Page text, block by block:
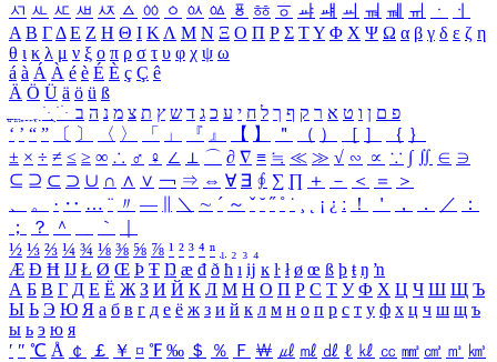
ㅺ ㅻ ㅼ ㅽ ㅾ ㅿ ㆀ ㆁ ㆂ ㆃ ㆄ ㆅ ㆆ ㆇ ㆈ ㆉ ㆊ ㆋ ㆌ ㆍ
ㆎ
Α Β ΓΔ Ε Ζ Η Θ Ι ΚΛ Μ Ν Ξ Ο Π Ρ Σ ΤΥ Φ Χ Ψ Ω α β γ δ ε ζ η
θ ι κ λ μ ν ξ ο π ρ σ τ υ φ χ ψ ω
á à Á À é è É È ç Ç ê
Ä Ö Ü ä ö ü ß
ִֶֹ ֻּ ׁׂ פ ם ן ו ט א ר ק ף ך ל ח י ע כ ג ד ש ץ ת צ מ נ ה ב
‘ ’ “ ” 〔 〕 〈 〉 「 」 『 』 【 】 ＂ （ ） ［ ］ ｛ ｝
± × ÷ ≠ ≤ ≥ ∞ ∴ ♂ ♀ ∠ ⊥ ⌒ ∂ ∇ ≡ ≒ ≪ ≫ √ ∽ ∝ ∵ ∫ ∬ ∈ ∋
⊆ ⊇ ⊂ ⊃ ∪ ∩ ∧ ∨ ￢ ⇒ ⇔ ∀ ∃ ∮ ∑ ∏ ＋ － ＜ ＝
＞
、
。 · ‥ … ¨ 〃 ― ＼ ∼ ´ ～ ˇ ˘ ˝ ˚ ˙ ¸ ¡ ¿ ː ！ ＇ ， ． ／
：
；
？ ＾ ｀
½ ⅓ ⅔ ¼ ¾ ⅛ ⅜ ⅝ ⅞ ¹ ² ³ ⁴ ⁿ ₁ ₂ ₃ ₄
Æ Ð Ħ Ĳ Ł Ø Œ Þ Ŧ Ŋ æ đ ð ħ ı ĳ ĸ ŀ ł ø œ ß þ ŧ ŋ ŉ
А Б В Г Д Е Ё Ж З И Й К Л М Н О П Р С Т У Ф Х Ц Ч Ш Щ Ъ
Ы Ь Э Ю Я а б в г д е ё ж з и й к л м н о п р с т у ф х ц ч ш щ ъ
ы ь э ю я
′ ″ ℃ Å ￠ ￡ ￥ ¤ ℉ ‰ ＄ ％ Ｆ ￦ ㎕ ㎖ ㎗ ℓ ㎘ ㏄ ㎣ ㎤ ㎥ ㎦